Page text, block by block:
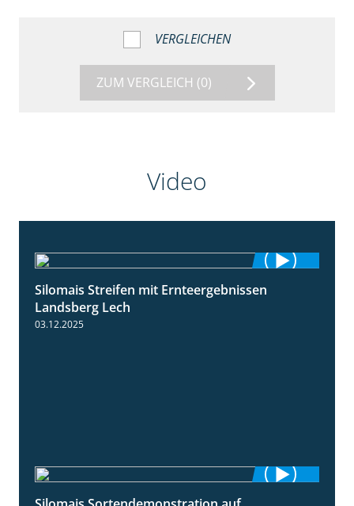
VERGLEICHEN
ZUM VERGLEICH (0)
Video
11:01
Silomais Streifen mit Ernteergebnissen
Landsberg Lech
03.12.2025